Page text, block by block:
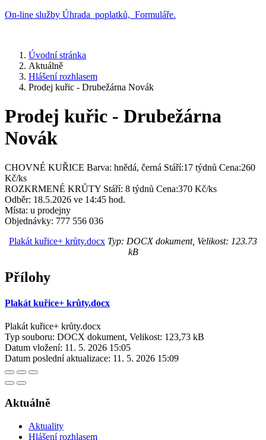
On-line služby Úhrada poplatků, Formuláře.
Úvodní stránka
Aktuálně
Hlášení rozhlasem
Prodej kuřic - Drubežárna Novák
Prodej kuřic - Drubežárna
Novák
CHOVNÉ KUŘICE Barva: hnědá, černá Stáří:17 týdnů Cena:260
Kč/ks
ROZKRMENÉ KRŮTY Stáří: 8 týdnů Cena:370 Kč/ks
Odběr: 18.5.2026 ve 14:45 hod.
Místa: u prodejny
Objednávky: 777 556 036
Plakát kuřice+ krůty.docx Typ: DOCX dokument, Velikost: 123.73
kB
Přílohy
Plakát kuřice+ krůty.docx
Plakát kuřice+ krůty.docx
Typ souboru: DOCX dokument, Velikost: 123,73 kB
Datum vložení: 11. 5. 2026 15:05
Datum poslední aktualizace: 11. 5. 2026 15:09
Aktuálně
Aktuality
Hlášení rozhlasem